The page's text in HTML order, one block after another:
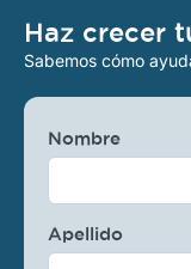
Haz crecer
Sabemos cómo
Nombre
Apellido